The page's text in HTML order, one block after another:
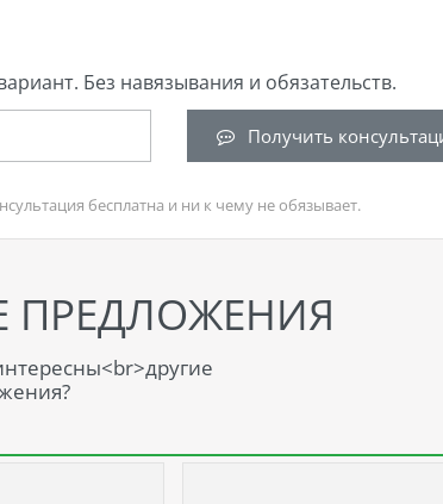
Без навязывания и обязательств.
Получить
бесплатна и ни к чему не обязывает.